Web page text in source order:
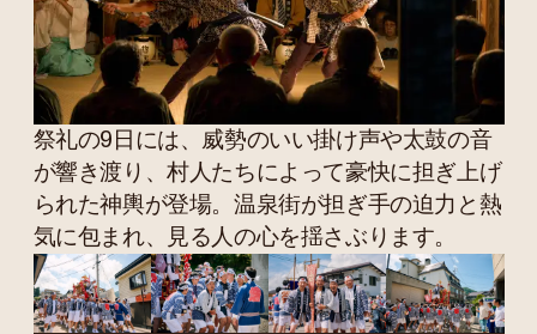
祭礼の9日には、威勢のいい掛け声や太鼓の音
が響き渡り、村人たちによって豪快に担ぎ上げ
られた神輿が登場。温泉街が担ぎ手の迫力と熱
気に包まれ、見る人の心を揺さぶります。